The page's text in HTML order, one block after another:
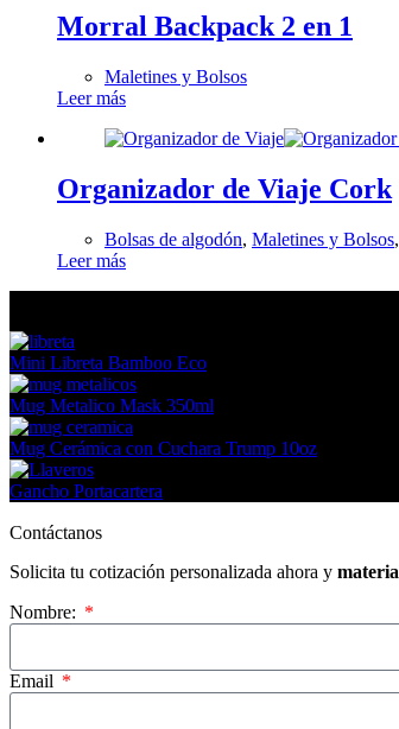
Morral Backpack 2 en 1
Maletines y Bolsos
Leer más
Organizador de Viaje Cork
Bolsas de algodón, Maletines y Bolsos,
Leer más
Mini Libreta Bamboo Eco
Mug Metalico Mask 350ml
Mug Cerámica con Cuchara Trump 10oz
Gancho Portacartera
Contáctanos
Solicita tu cotización personalizada ahora y
Nombre:
Email